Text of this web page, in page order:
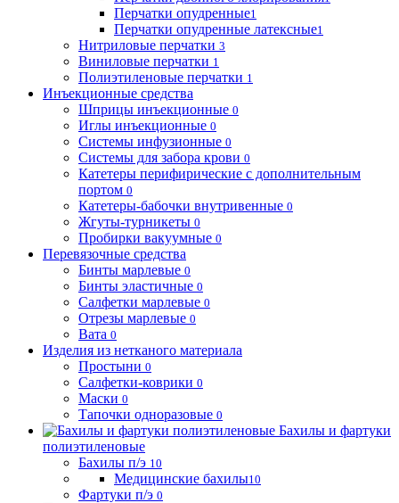
Перчатки опудренные1
Перчатки опудренные латексные1
Нитриловые перчатки 3
Виниловые перчатки 1
Полиэтиленовые перчатки 1
Инъекционные средства
Шприцы инъекционные 0
Иглы инъекционные 0
Системы инфузионные 0
Системы для забора крови 0
Катетеры перифирические с дополнительным
портом 0
Катетеры-бабочки внутривенные 0
Жгуты-турникеты 0
Пробирки вакуумные 0
Перевязочные средства
Бинты марлевые 0
Бинты эластичные 0
Салфетки марлевые 0
Отрезы марлевые 0
Вата 0
Изделия из нетканого материала
Простыни 0
Салфетки-коврики 0
Маски 0
Тапочки одноразовые 0
Бахилы и фартуки
полиэтиленовые
Бахилы п/э 10
Медицинские бахилы10
Фартуки п/э 0